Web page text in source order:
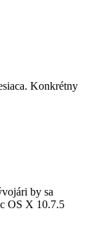
Konkrétny
by sa
OS X 10.7.5